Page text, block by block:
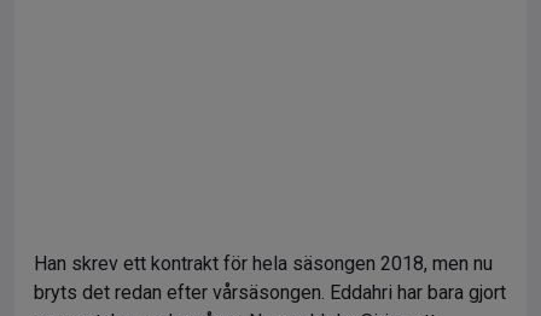
Han skrev ett kontrakt för hela säsongen 2018, men nu
bryts det redan efter vårsäsongen. Eddahri har bara gjort